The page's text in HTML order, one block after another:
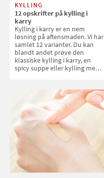
KYLLING
12 opskrifter på kylling i
karry
Kylling i karry er en nem
løsning på aftensmaden. Vi har
samlet 12 varianter. Du kan
blandt andet prøve den
klassiske kylling i karry, en
spicy suppe eller kylling med